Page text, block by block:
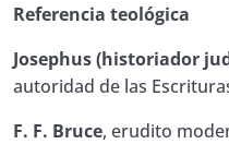
18. Manual de Estudio
Quiz Lección 18.
Bíblico
19. Manual de Estudio
Referencia teológica
Josephus (historiador
autoridad de las
F. F. Bruce, erudito